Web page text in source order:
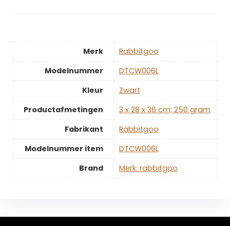
Merk
‎Rabbitgoo
Modelnummer
‎DTCW006L
Kleur
‎Zwart
Productafmetingen
‎3 x 28 x 36 cm; 250 gram
Fabrikant
‎Rabbitgoo
Modelnummer item
‎DTCW006L
Brand
Merk: rabbitgoo